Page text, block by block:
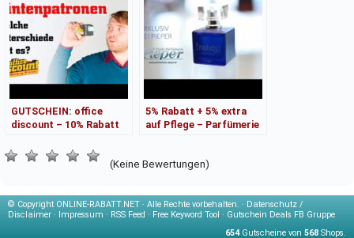
GUTSCHEIN: office
discount – 10% Rabatt
Außenanlagen
5% Rabatt + 5% extra
auf Pflege – Parfümerie
(Keine Bewertungen)
© Copyright ONLINE-RABATT.NET · Alle Rechte vorbehalten. · Datenschutz /
Disclaimer · Impressum · RSS Feed · Free Keyword Tool · Gutschein Deals FB Gruppe
654Gutscheine von 568 Shops.